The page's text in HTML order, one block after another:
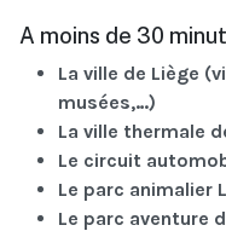
A moins de 30
La ville de Liège
musées,…)
La ville thermale
Le circuit
Le parc animalier
Le parc aventure